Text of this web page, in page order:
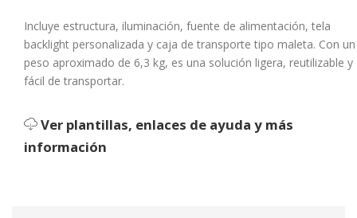
Incluye estructura, iluminación, fuente de alimentación, tela
backlight personalizada y caja de transporte tipo maleta. Con un
peso aproximado de 6,3 kg, es una solución ligera, reutilizable y
fácil de transportar.
Ver plantillas, enlaces de ayuda y más
información